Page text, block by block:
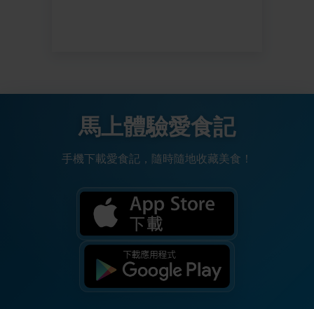
馬上體驗愛食記
手機下載愛食記，隨時隨地收藏美食！